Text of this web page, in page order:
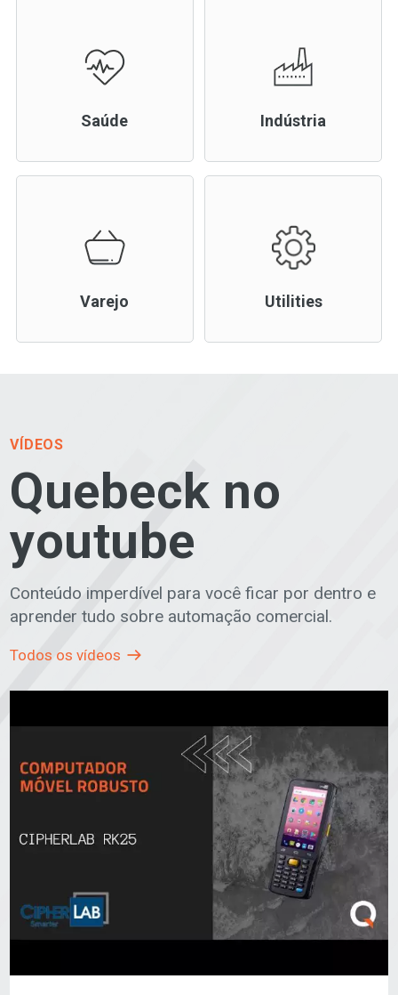
Saúde Indústria
Varejo Utilities
VÍDEOS
Quebeck no
youtube
Conteúdo imperdível para você ficar por dentro e
aprender tudo sobre automação comercial.
Todos os vídeos